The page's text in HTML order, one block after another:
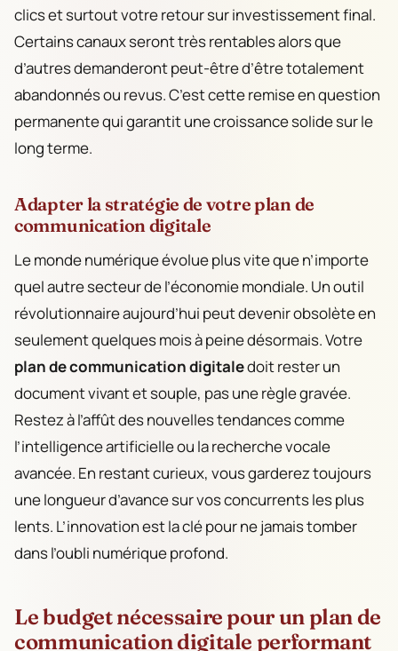
clics et surtout votre retour sur investissement final.
Certains canaux seront très rentables alors que
d’autres demanderont peut-être d’être totalement
abandonnés ou revus. C’est cette remise en question
permanente qui garantit une croissance solide sur le
long terme.
Adapter la stratégie de votre plan de
communication digitale
Le monde numérique évolue plus vite que n’importe
quel autre secteur de l’économie mondiale. Un outil
révolutionnaire aujourd’hui peut devenir obsolète en
seulement quelques mois à peine désormais. Votre
plan de communication digitaledoit rester un
document vivant et souple, pas une règle gravée.
Restez à l’affût des nouvelles tendances comme
l’intelligence artificielle ou la recherche vocale
avancée. En restant curieux, vous garderez toujours
une longueur d’avance sur vos concurrents les plus
lents. L’innovation est la clé pour ne jamais tomber
dans l’oubli numérique profond.
Le budget nécessaire pour un plan de
communication digitale performant